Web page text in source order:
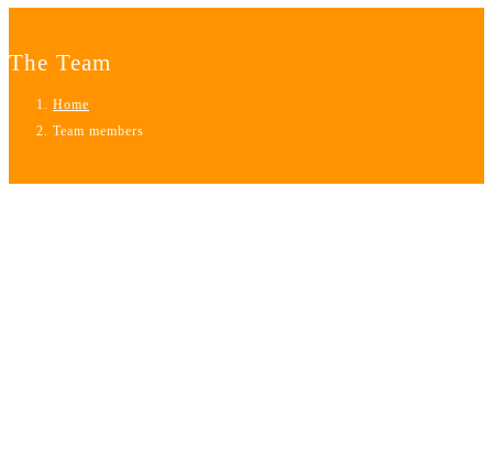
The Team
Home
Team members